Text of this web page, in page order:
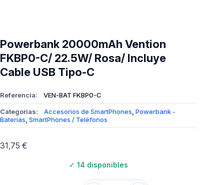
Powerbank 20000mAh Vention
FKBP0-C/ 22.5W/ Rosa/ Incluye
Cable USB Tipo-C
Referencia: VEN-BAT FKBP0-C
Categorías: Accesorios de SmartPhones, Powerbank -
Baterias, SmartPhones / Teléfonos
31,75 €
✓ 14 disponibles